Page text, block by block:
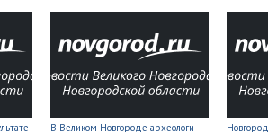
В Великом Новгороде археологи